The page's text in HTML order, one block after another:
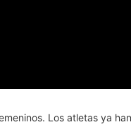
Los atletas ya